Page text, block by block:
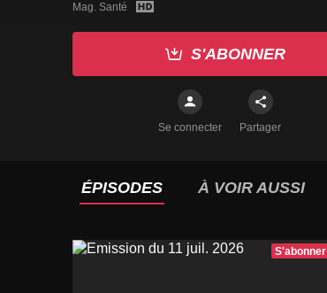
Mag. Santé
S'ABONNER
Se connecter Partager
ÉPISODES À VOIR AUSSI
S'abonner